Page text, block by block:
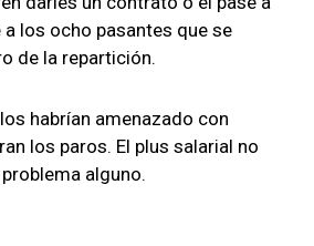
los ocho pasantes que se
de la repartición.
habrían amenazado con
los paros. El plus salarial no
alguno.